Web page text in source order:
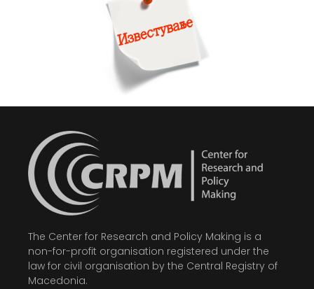
The Center for Research and Policy Making is a
non-for-profit organisation registered under the
law for civil organisation by the Central Registry of
Macedonia.